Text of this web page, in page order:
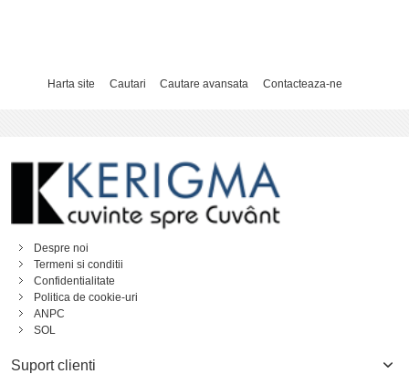
Harta site Cautari Cautare avansata Contacteaza-ne
Despre noi
Termeni si conditii
Confidentialitate
Politica de cookie-uri
ANPC
SOL
Suport clienti